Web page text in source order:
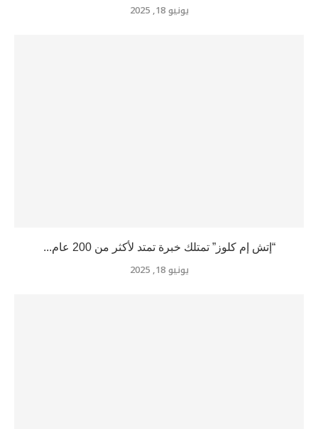
يونيو 18, 2025
“إتش إم كلوز” تمتلك خبرة تمتد لأكثر من 200 عام...
يونيو 18, 2025